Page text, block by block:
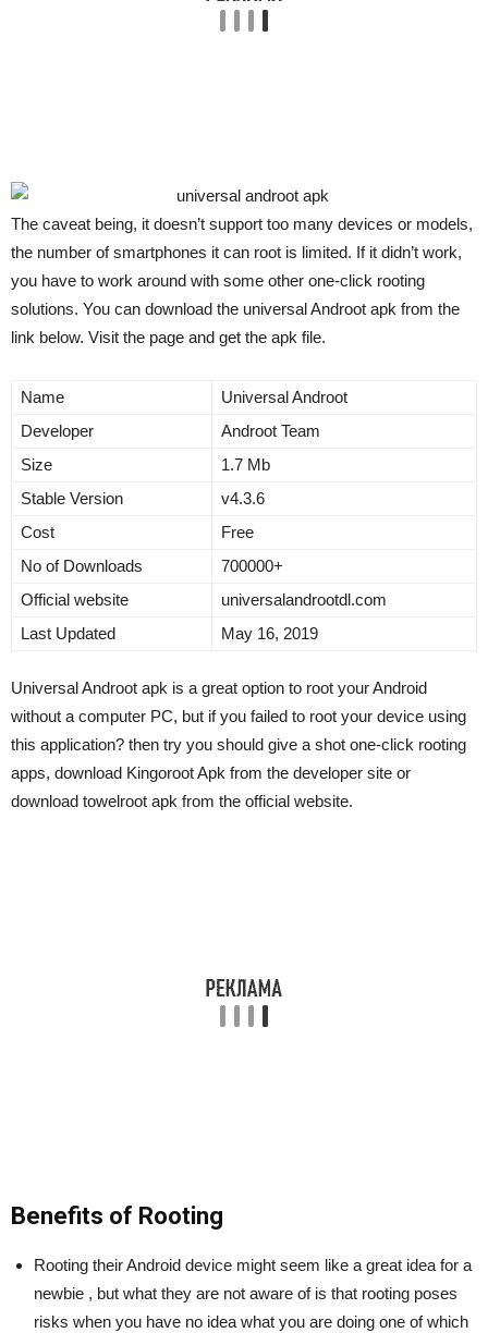
The caveat being, it doesn’t support too many devices or models,
the number of smartphones it can root is limited. If it didn’t work,
you have to work around with some other one-click rooting
solutions. You can download the universal Androot apk from the
link below. Visit the page and get the apk file.
Name
Universal Androot
Developer
Androot Team
Size
1.7 Mb
Stable Version
v4.3.6
Cost
Free
No of Downloads
700000+
Official website
universalandrootdl.com
Last Updated
May 16, 2019
Universal Androot apk is a great option to root your Android
without a computer PC, but if you failed to root your device using
this application? then try you should give a shot one-click rooting
apps, download Kingoroot Apk from the developer site or
download towelroot apk from the official website.
Benefits of Rooting
Rooting their Android device might seem like a great idea for a
newbie , but what they are not aware of is that rooting poses
risks when you have no idea what you are doing one of which